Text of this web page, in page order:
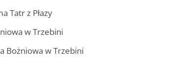
Tatr z Płazy
w Trzebini
Bożniowa w Trzebini